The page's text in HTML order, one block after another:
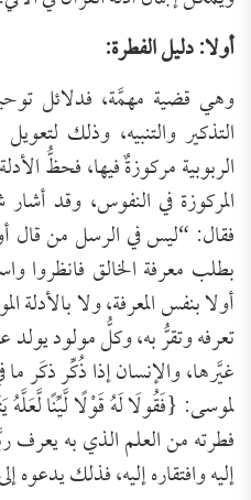
أولا: دليل الفطرة:
وهي قضية مهمَّة، فدلائل
التذكير والتنبيه، وذلك
الربوبية مركوزةٌ فيها، فحظُّ
المركوزة في النفوس، وقد
فقال: “ليس في الرسل من قال
بطلب معرفة الخالق فانظروا
أولا بنفس المعرفة، ولا بالأدلة
تعرفه وتقرُّ به، وكلُّ مولود
غيَّرها، والإنسان إذا ذُكِّر ذكَر ما
فطرته من العلم الذي به يعرف
إليه وافتقاره إليه، فذلك يدعوه